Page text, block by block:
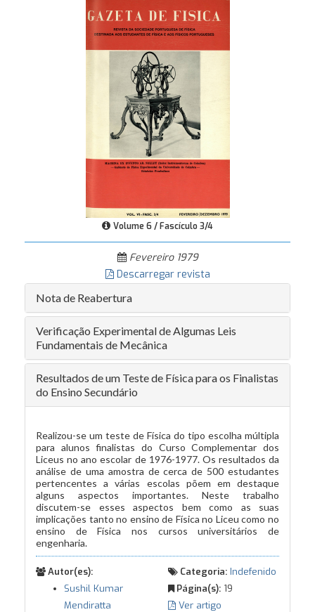
Volume 6 / Fascículo 3/4
Fevereiro 1979
Descarregar revista
Nota de Reabertura
Verificação Experimental de Algumas Leis
Fundamentais de Mecânica
Resultados de um Teste de Física para os Finalistas
do Ensino Secundário
Realizou-se um teste de Física do tipo escolha múltipla
para alunos finalistas do Curso Complementar dos
Liceus no ano escolar de 1976-1977. Os resultados da
análise de uma amostra de cerca de 500 estudantes
pertencentes a várias escolas põem em destaque
alguns aspectos importantes. Neste trabalho
discutem-se esses aspectos bem como as suas
implicações tanto no ensino de Física no Liceu como no
ensino de Física nos cursos universitários de
engenharia.
Autor(es):
Sushil Kumar
Mendiratta
Categoria: Indefenido
Página(s): 19
Ver artigo